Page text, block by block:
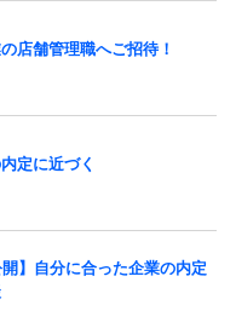
店舗管理職へご招待！
定に近づく
】自分に合った企業の内定